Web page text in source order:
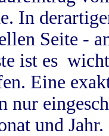
In
Seite -
ist es
Eine
nur
und Jahr.